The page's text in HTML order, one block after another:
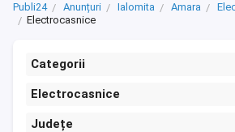
Publi24 Anunțuri Ialomita Amara
Electrocasnice
Categorii
Electrocasnice
Județe